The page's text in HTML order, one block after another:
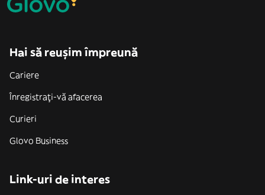
Hai să reușim împreună
Cariere
Înregistrați-vă afacerea
Curieri
Glovo Business
Link-uri de interes